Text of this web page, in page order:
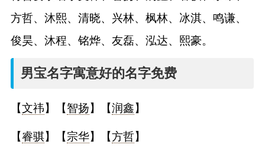
名
方哲、沐熙、清晓、兴林、枫林、冰淇、鸣谦、
俊昊、沐程、铭烨、友磊、泓达、熙豪。
男宝名字寓意好的名字免费
【文祎】【智扬】【润鑫】
【睿骐】【宗华】【方哲】